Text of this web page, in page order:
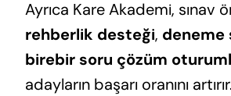
Ayrıca Kare Akademi, sınav
rehberlik desteği, deneme
birebir soru çözüm
adayların başarı oranını artırır.